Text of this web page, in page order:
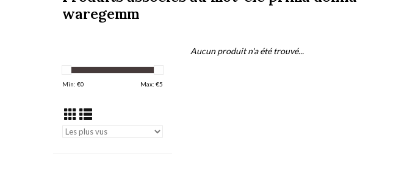
waregemm
Min: €0 Max: €5
Aucun produit n'a été trouvé...